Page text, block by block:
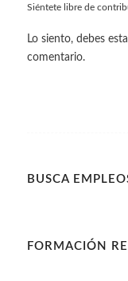
Siéntete libre de
Lo siento, debes
comentario.
BUSCA
FORMACIÓN